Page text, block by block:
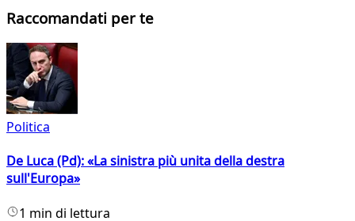
Raccomandati per te
Politica
De Luca (Pd): «La sinistra più unita della destra
sull'Europa»
1 min di lettura